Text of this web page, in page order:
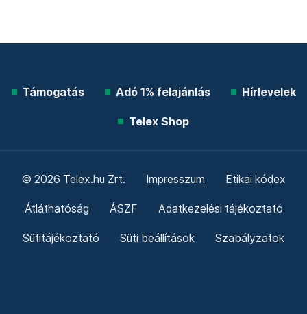
Támogatás Adó 1% felajánlás Hírlevelek
Telex Shop
© 2026 Telex.hu Zrt. Impresszum Etikai kódex
Átláthatóság ÁSZF Adatkezelési tájékoztató
Sütitájékoztató Süti beállítások Szabályzatok